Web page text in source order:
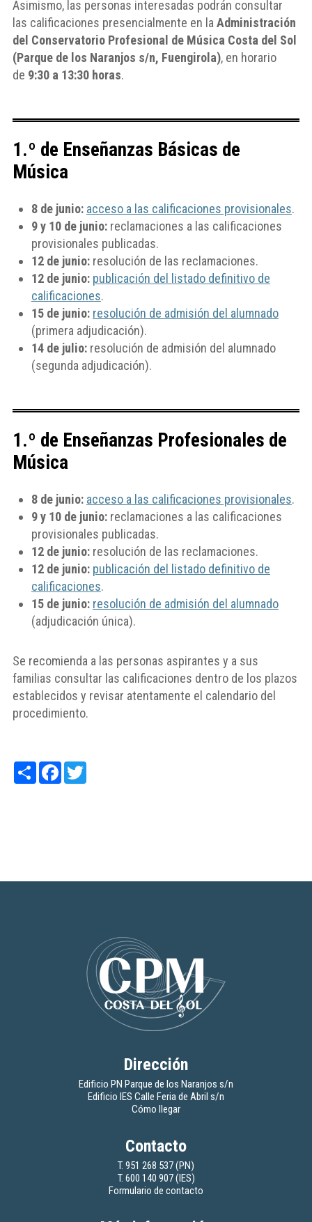
Asimismo, las personas interesadas podrán consultar
las calificaciones presencialmente en la Administración
del Conservatorio Profesional de Música Costa del Sol
(Parque de los Naranjos s/n, Fuengirola), en horario
de 9:30 a 13:30 horas.
1.º de Enseñanzas Básicas de
Música
8 de junio: acceso a las calificaciones provisionales.
9 y 10 de junio:reclamaciones a las calificaciones
provisionales publicadas.
12 de junio:resolución de las reclamaciones.
12 de junio: publicación del listado definitivo de
calificaciones.
15 de junio: resolución de admisión del alumnado
(primera adjudicación).
14 de julio:resolución de admisión del alumnado
(segunda adjudicación).
1.º de Enseñanzas Profesionales de
Música
8 de junio: acceso a las calificaciones provisionales.
9 y 10 de junio:reclamaciones a las calificaciones
provisionales publicadas.
12 de junio:resolución de las reclamaciones.
12 de junio: publicación del listado definitivo de
calificaciones.
15 de junio: resolución de admisión del alumnado
(adjudicación única).
Se recomienda a las personas aspirantes y a sus
familias consultar las calificaciones dentro de los plazos
establecidos y revisar atentamente el calendario del
procedimiento.
ShareFacebook
Twitter
Dirección
Edificio PN Parque de los Naranjos s/n
Edificio IES Calle Feria de Abril s/n
Cómo llegar
Contacto
T. 951 268 537 (PN)
T. 600 140 907 (IES)
Formulario de contacto